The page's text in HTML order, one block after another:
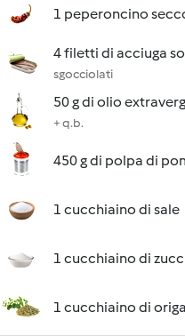
1 peperoncino
4 filetti di acciuga
sgocciolati
50 g di olio
+ q.b.
450 g di polpa di
1 cucchiaino di sale
1 cucchiaino di
1 cucchiaino di